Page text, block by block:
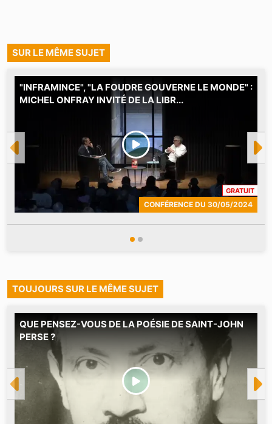
SUR LE MÊME SUJET
"INFRAMINCE", "LA FOUDRE GOUVERNE LE MONDE" :
MICHEL ONFRAY INVITÉ DE LA LIBR...
GRATUIT
CONFÉRENCE DU 30/05/2024
TOUJOURS SUR LE MÊME SUJET
QUE PENSEZ-VOUS DE LA POÉSIE DE SAINT-JOHN
PERSE ?